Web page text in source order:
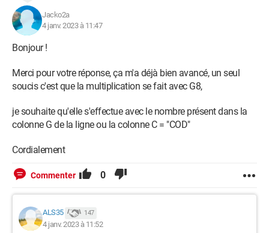
Jacko2a
4 janv. 2023 à 11:47
Bonjour !
Merci pour votre réponse, ça m'a déjà bien avancé, un seul
soucis c'est que la multiplication se fait avec G8,
je souhaite qu'elle s'effectue avec le nombre présent dans la
colonne G de la ligne ou la colonne C = "COD"
Cordialement
Commenter 0
ALS35 147
4 janv. 2023 à 11:52